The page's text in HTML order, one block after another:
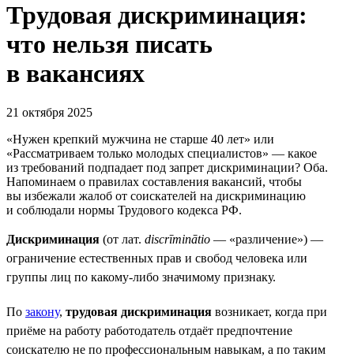
Трудовая дискриминация:
что нельзя писать
в вакансиях
21 октября 2025
«Нужен крепкий мужчина не старше 40 лет» или
«Рассматриваем только молодых специалистов» — какое
из требований подпадает под запрет дискриминации? Оба.
Напоминаем о правилах составления вакансий, чтобы
вы избежали жалоб от соискателей на дискриминацию
и соблюдали нормы Трудового кодекса РФ.
Дискриминация (от лат. discrīminātio — «различение») —
ограничение естественных прав и свобод человека или
группы лиц по какому-либо значимому признаку.
По закону, трудовая дискриминация возникает, когда при
приёме на работу работодатель отдаёт предпочтение
соискателю не по профессиональным навыкам, а по таким